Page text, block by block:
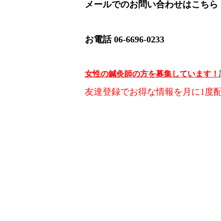
メールでのお問い合わせはこちら
お電話 06-6696-0233
女性の鍼灸師の方を募集しています！
友達登録でお得な情報を月に1度